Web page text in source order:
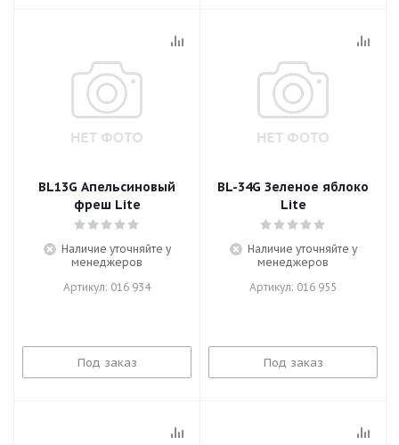
BL13G Апельсиновый
фреш Lite
Наличие уточняйте у
менеджеров
Артикул: 016 934
Под заказ
BL-34G Зеленое яблоко
Lite
Наличие уточняйте у
менеджеров
Артикул: 016 955
Под заказ